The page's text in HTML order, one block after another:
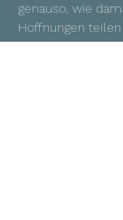
genauso, wie
Hoffnungen
Personen?